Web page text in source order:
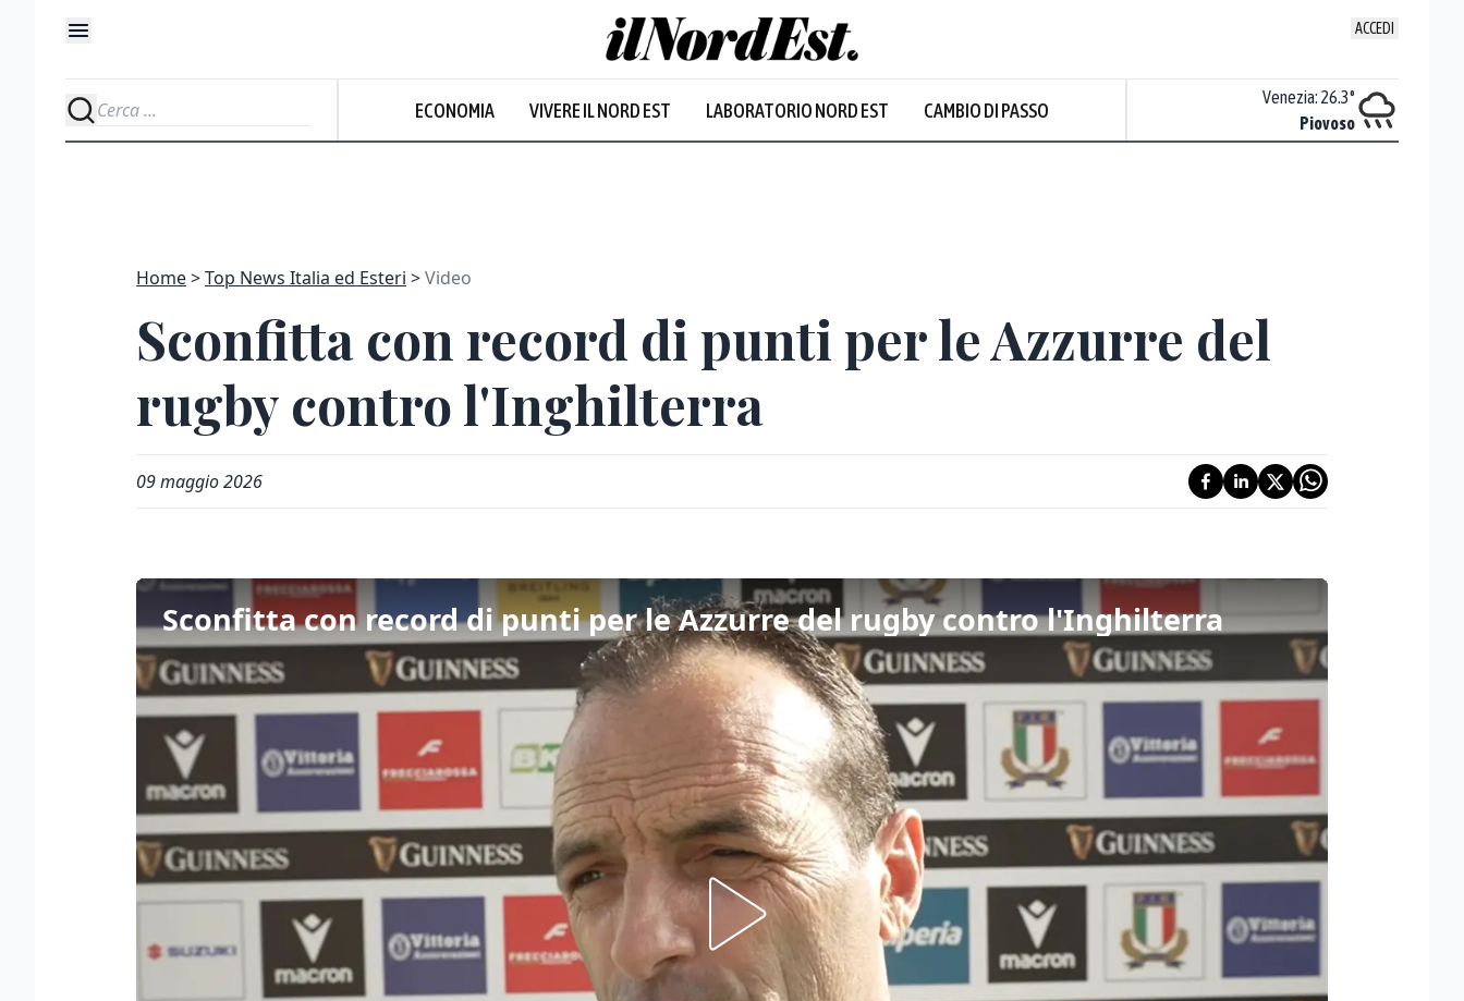
ACCEDI
ECONOMIA VIVERE IL NORD EST LABORATORIO NORD EST CAMBIO DI PASSO
Nuvoloso
Venezia: 26.3°
Piovoso
Home Top News Italia ed Esteri Video
Sconfitta con record di punti per le Azzurre del
rugby contro l'Inghilterra
09 maggio 2026
Sconfitta con record di punti per le Azzurre del rugby contro l'Inghilterra